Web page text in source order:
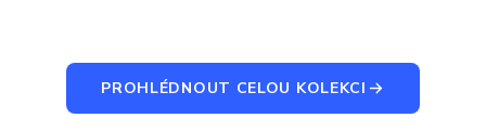
PROHLÉDNOUT CELOU KOLEKCI